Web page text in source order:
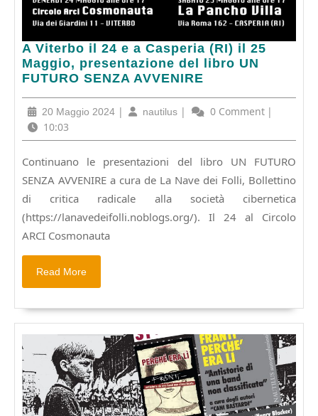
A Viterbo il 24 e a Casperia (RI) il 25
Maggio, presentazione del libro UN
FUTURO SENZA AVVENIRE
A
Viterbo
il
e
a
Casperia
il
25
Maggio,
presentazione
del
libro
UN
FUTURO
SENZA
20 Maggio 2024 20
2024
| nautilus nautilus
| 0 Comment |
10:03
Continuano le presentazioni del libro UN FUTURO
SENZA AVVENIRE a cura de La Nave dei Folli, Bollettino
di critica radicale alla società cibernetica
(https://lanavedeifolli.noblogs.org/). Il 24 al Circolo
ARCI Cosmonauta
Read More